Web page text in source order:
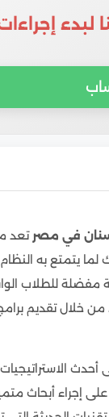
لبدء
تضم كلية طب
المتاحة في
بكلية طب
الحكومية
طب الأسنان في
الوافدين أثناء
في مصر تعد
لما يتمتع به
للطلاب
من خلال تقديم
إجراء أبحاث